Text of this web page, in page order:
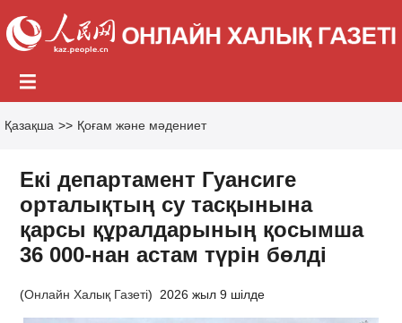
Қазақша >> Қоғам және мәдениет
Екі департамент Гуансиге
орталықтың су тасқынына
қарсы құралдарының қосымша
36 000-нан астам түрін бөлді
(Онлайн Халық Газеті) 2026 жыл 9 шілде